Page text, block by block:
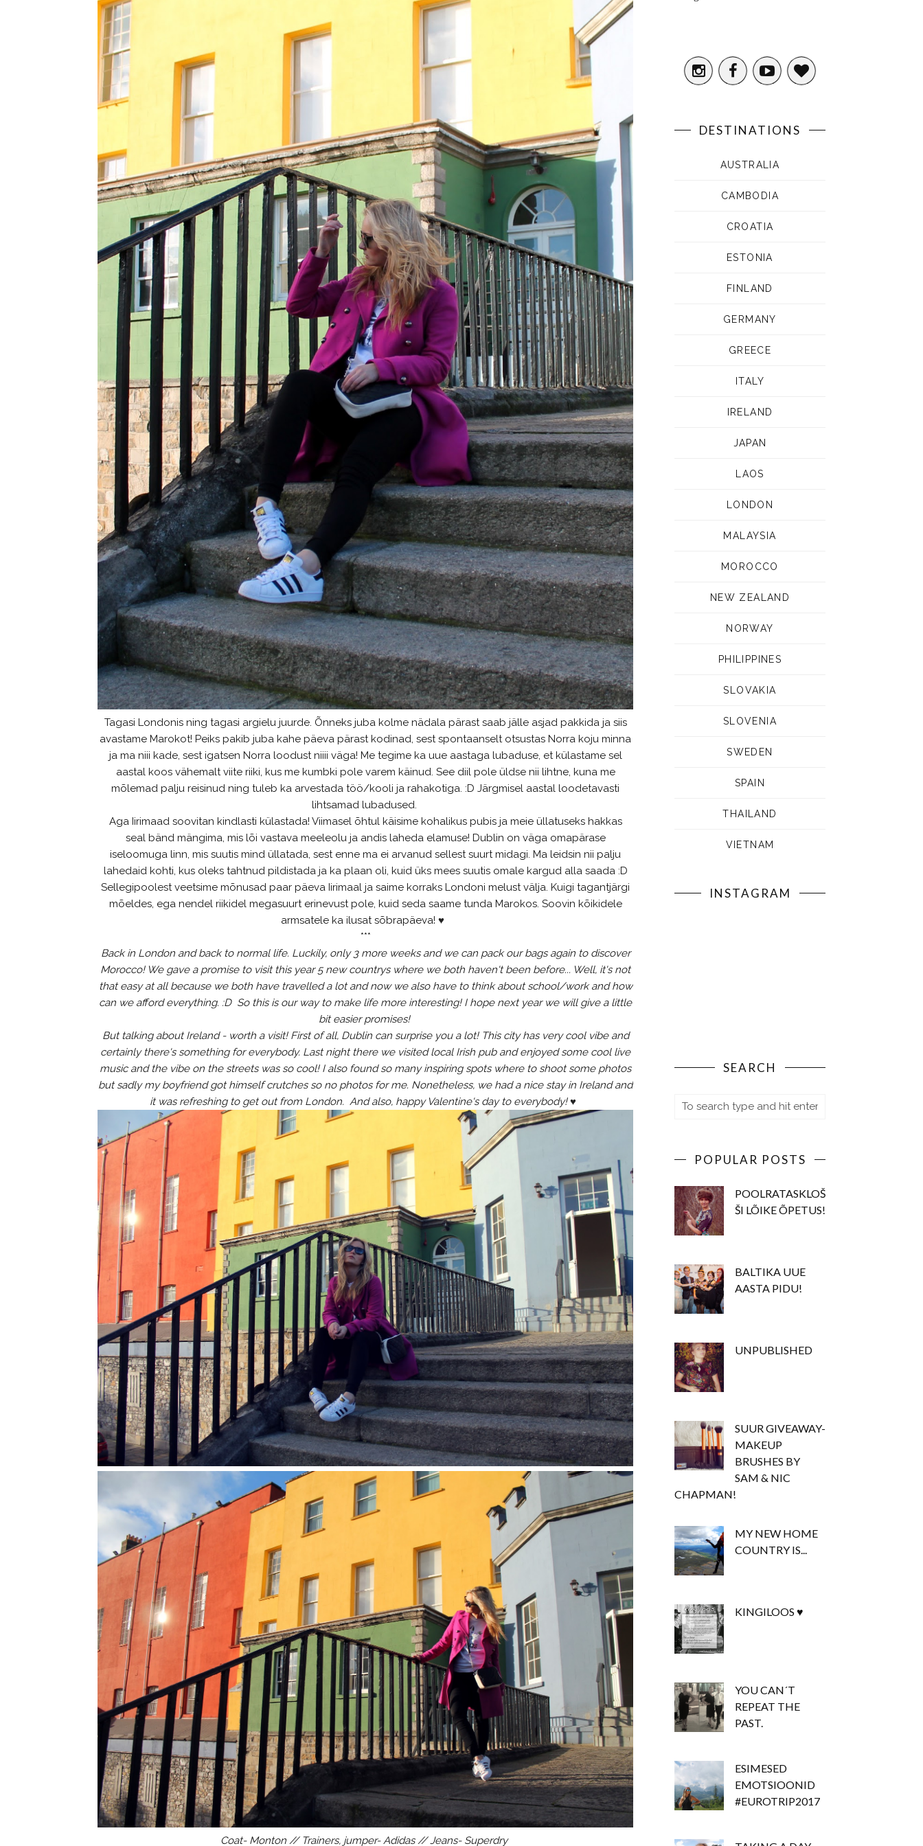
Tagasi Londonis ning tagasi argielu juurde. Õnneks juba kolme nädala pärast saab jälle asjad pakkida ja siis
avastame Marokot! Peiks pakib juba kahe päeva pärast kodinad, sest spontaanselt otsustas Norra koju minna
ja ma niii kade, sest igatsen Norra loodust niiii väga! Me tegime ka uue aastaga lubaduse, et külastame sel
aastal koos vähemalt viite riiki, kus me kumbki pole varem käinud. See diil pole üldse nii lihtne, kuna me
mõlemad palju reisinud ning tuleb ka arvestada töö/kooli ja rahakotiga. :D Järgmisel aastal loodetavasti
lihtsamad lubadused.
Aga Iirimaad soovitan kindlasti külastada! Viimasel õhtul käisime kohalikus pubis ja meie üllatuseks hakkas
seal bänd mängima, mis lõi vastava meeleolu ja andis laheda elamuse! Dublin on väga omapärase
iseloomuga linn, mis suutis mind üllatada, sest enne ma ei arvanud sellest suurt midagi. Ma leidsin nii palju
lahedaid kohti, kus oleks tahtnud pildistada ja ka plaan oli, kuid üks mees suutis omale kargud alla saada :D
Sellegipoolest veetsime mõnusad paar päeva Iirimaal ja saime korraks Londoni melust välja. Kuigi tagantjärgi
mõeldes, ega nendel riikidel megasuurt erinevust pole, kuid seda saame tunda Marokos. Soovin kõikidele
armsatele ka ilusat sõbrapäeva! ♥
***
Back in London and back to normal life. Luckily, only 3 more weeks and we can pack our bags again to discover
Morocco! We gave a promise to visit this year 5 new countrys where we both haven't been before... Well, it's not
that easy at all because we both have travelled a lot and now we also have to think about school/work and how
can we afford everything. :D So this is our way to make life more interesting! I hope next year we will give a little
bit easier promises!
But talking about Ireland - worth a visit! First of all, Dublin can surprise you a lot! This city has very cool vibe and
certainly there's something for everybody. Last night there we visited local Irish pub and enjoyed some cool live
music and the vibe on the streets was so cool! I also found so many inspiring spots where to shoot some photos
but sadly my boyfriend got himself crutches so no photos for me. Nonetheless, we had a nice stay in Ireland and
it was refreshing to get out from London. And also, happy Valentine's day to everybody!♥
Coat- Monton // Trainers, jumper- Adidas // Jeans- Superdry
DESTINATIONS
AUSTRALIA
CAMBODIA
CROATIA
ESTONIA
FINLAND
GERMANY
GREECE
ITALY
IRELAND
JAPAN
LAOS
LONDON
MALAYSIA
MOROCCO
NEW ZEALAND
NORWAY
PHILIPPINES
SLOVAKIA
SLOVENIA
SWEDEN
SPAIN
THAILAND
VIETNAM
INSTAGRAM
SEARCH
POPULAR POSTS
POOLRATASKLOŠ
ŠI LÕIKE ÕPETUS!
BALTIKA UUE
AASTA PIDU!
UNPUBLISHED
SUUR GIVEAWAY-
MAKEUP
BRUSHES BY
SAM & NIC
CHAPMAN!
MY NEW HOME
COUNTRY IS...
KINGILOOS ♥
YOU CAN´T
REPEAT THE
PAST.
ESIMESED
EMOTSIOONID
#EUROTRIP2017